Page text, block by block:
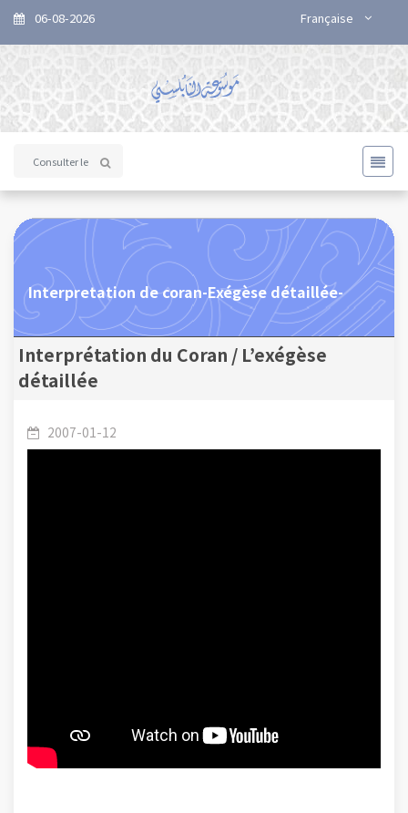
06-08-2026 Française
Interpretation de coran-Exégèse détaillée-
Interprétation du Coran / L’exégèse
détaillée
2007-01-12